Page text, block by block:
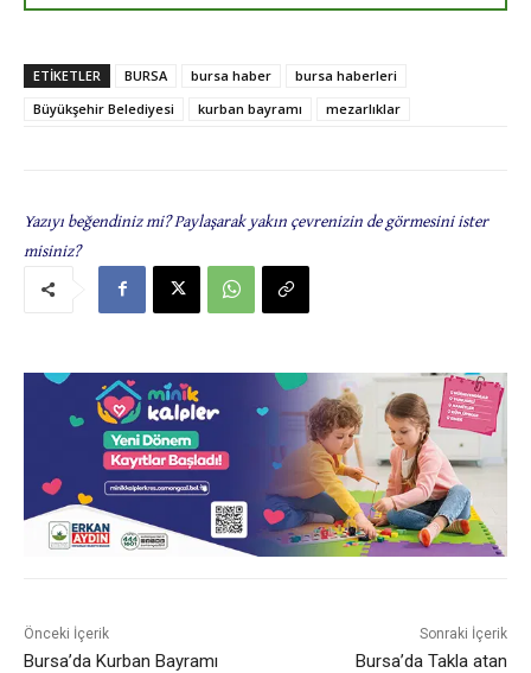
ETIKETLER BURSA bursa haber
bursa haberleri
Büyükşehir Belediyesi
kurban bayramı mezarlıklar
Yazıyı beğendiniz mi? Paylaşarak yakın çevrenizin de görmesini ister
misiniz?
Önceki İçerik
Bursa’da Kurban Bayramı
Sonraki İçerik
Bursa’da Takla atan